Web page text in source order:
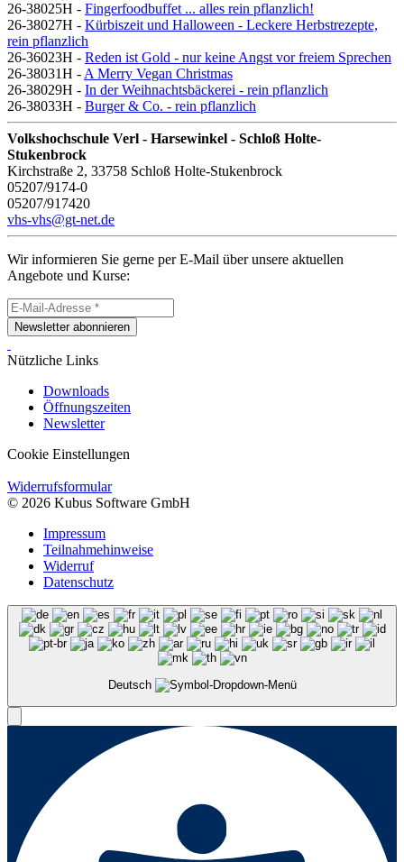
26-38025H - Fingerfoodbuffet ... alles rein pflanzlich!
26-38027H - Kürbiszeit und Halloween - Leckere Herbstrezepte,
rein pflanzlich
26-36023H - Reden ist Gold - nur keine Angst vor freiem Sprechen
26-38031H -A Merry Vegan Christmas
26-38029H - In der Weihnachtsbäckerei - rein pflanzlich
26-38033H - Burger & Co. - rein pflanzlich
Volkshochschule Verl - Harsewinkel - Schloß Holte-
Stukenbrock
Kirchstraße 2, 33758 Schloß Holte-Stukenbrock
05207/9174-0
05207/917420
vhs-vhs@gt-net.de
Wir informieren Sie gerne per E-Mail über unsere aktuellen
Angebote und Kurse:
Newsletter abonnieren
Nützliche Links
Downloads
Öffnungszeiten
Newsletter
Cookie Einstellungen
Widerrufsformular
© 2026 Kubus Software GmbH
Impressum
Teilnahmehinweise
Widerruf
Datenschutz
Deutsch